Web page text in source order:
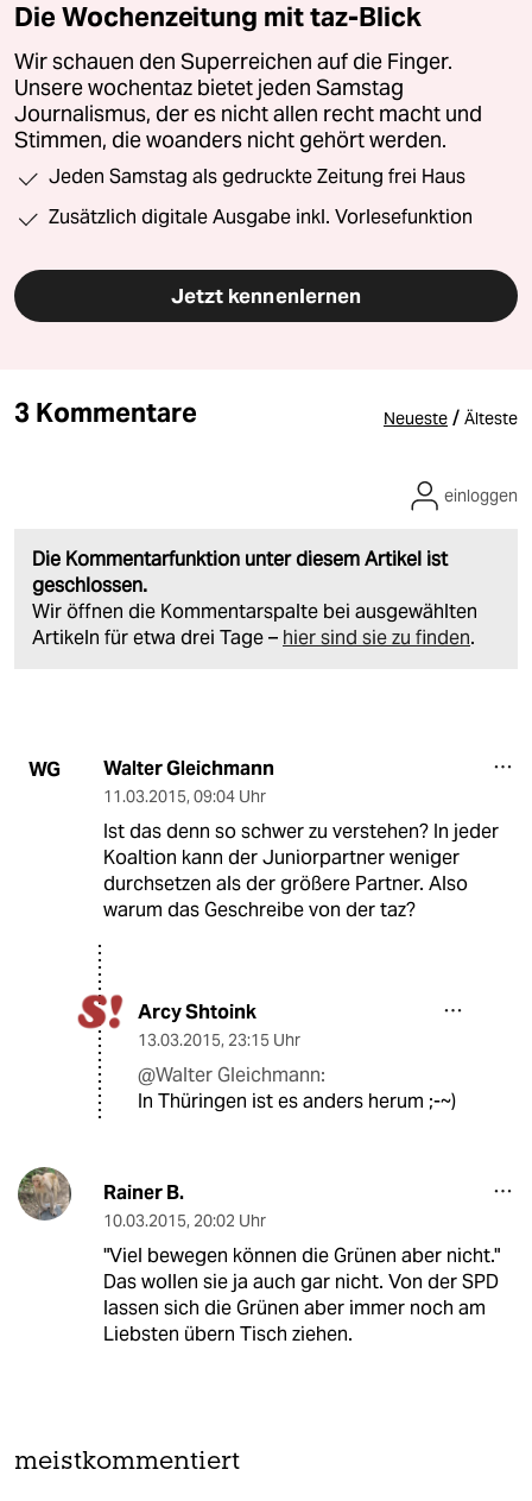
Die Wochenzeitung mit taz-Blick
Wir schauen den Superreichen auf die Finger.
Unsere wochentaz bietet jeden Samstag
Journalismus, der es nicht allen recht macht und
Stimmen, die woanders nicht gehört werden.
Jeden Samstag als gedruckte Zeitung frei Haus
Zusätzlich digitale Ausgabe inkl. Vorlesefunktion
Jetzt kennenlernen
3 Kommentare Neueste / Älteste
Die Kommentarfunktion unter diesem Artikel ist
geschlossen.
Wir öffnen die Kommentarspalte bei ausgewählten
Artikeln für etwa drei Tage – hier sind sie zu finden.
einloggen
WG Walter Gleichmann
11.03.2015, 09:04 Uhr
Ist das denn so schwer zu verstehen? In jeder
Koaltion kann der Juniorpartner weniger
durchsetzen als der größere Partner. Also
warum das Geschreibe von der taz?
Arcy Shtoink
13.03.2015, 23:15 Uhr
@Walter Gleichmann:
In Thüringen ist es anders herum ;-~)
Rainer B.
10.03.2015, 20:02 Uhr
"Viel bewegen können die Grünen aber nicht."
Das wollen sie ja auch gar nicht. Von der SPD
lassen sich die Grünen aber immer noch am
Liebsten übern Tisch ziehen.
meistkommentiert